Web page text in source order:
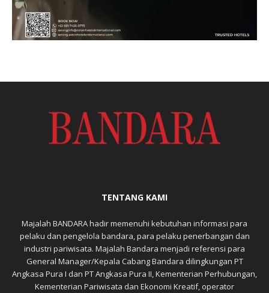
TENTANG KAMI
Majalah BANDARA hadir memenuhi kebutuhan informasi para
pelaku dan pengelola bandara, para pelaku penerbangan dan
industri pariwisata. Majalah Bandara menjadi referensi para
General Manager/Kepala Cabang Bandara dilingkungan PT
Angkasa Pura I dan PT Angkasa Pura II, Kementerian Perhubungan,
Kementerian Pariwisata dan Ekonomi Kreatif, operator